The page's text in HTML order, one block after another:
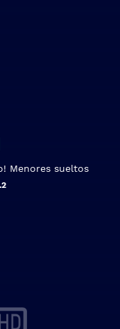
Menores sueltos